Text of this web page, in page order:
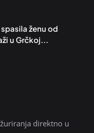
ženu od
u Grčkoj...
direktno u